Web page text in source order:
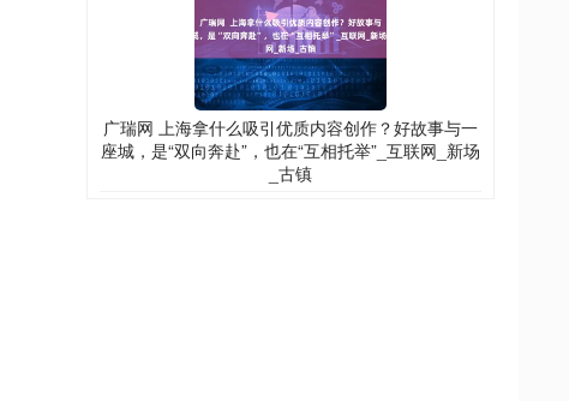
广瑞网 上海拿什么吸引优质内容创作？好故事与一
座城，是“双向奔赴”，也在“互相托举”_互联网_新场
_古镇